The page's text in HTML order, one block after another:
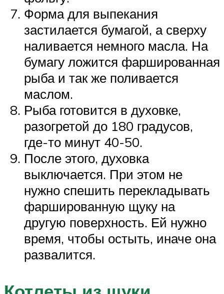
Форма для выпекания
застилается бумагой, а сверху
наливается немного масла. На
бумагу ложится фаршированная
рыба и так же поливается
маслом.
Рыба готовится в духовке,
разогретой до 180 градусов,
где-то минут 40-50.
После этого, духовка
выключается. При этом не
нужно спешить перекладывать
фаршированную щуку на
другую поверхность. Ей нужно
время, чтобы остыть, иначе она
развалится.